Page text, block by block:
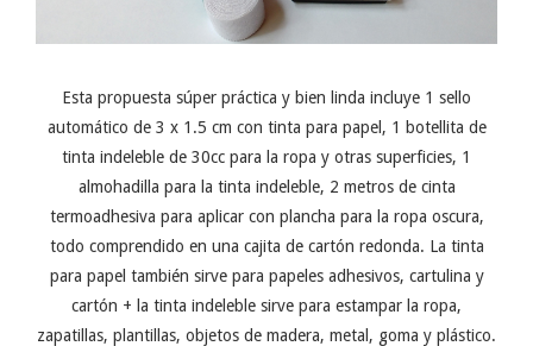
Esta propuesta súper práctica y bien linda incluye 1 sello
automático de 3 x 1.5 cm con tinta para papel, 1 botellita de
tinta indeleble de 30cc para la ropa y otras superficies, 1
almohadilla para la tinta indeleble, 2 metros de cinta
termoadhesiva para aplicar con plancha para la ropa oscura,
todo comprendido en una cajita de cartón redonda. La tinta
para papel también sirve para papeles adhesivos, cartulina y
cartón + la tinta indeleble sirve para estampar la ropa,
zapatillas, plantillas, objetos de madera, metal, goma y plástico.